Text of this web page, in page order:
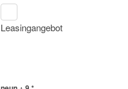
Leasingangebot